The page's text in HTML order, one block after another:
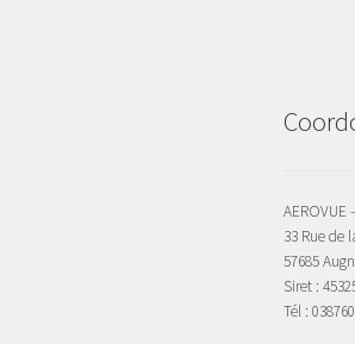
AEROVUE
33 Rue de
57685
Siret :
Tél :